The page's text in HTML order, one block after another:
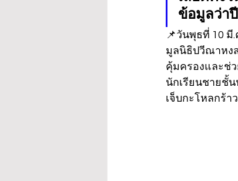
ข้อมูลว่า
📌วันพุธที่ 10 มี
มูลนิธิปวีณาหง
คุ้มครองและช่ว
นักเรียนชายชั้น
เจ็บกะโหลกร้า